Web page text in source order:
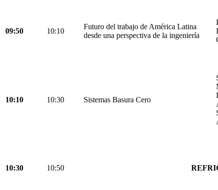
09:50 10:10
Futuro del trabajo de América Latina
desde una perspectiva de la ingeniería
10:10 10:30 Sistemas Basura Cero
10:30 10:50